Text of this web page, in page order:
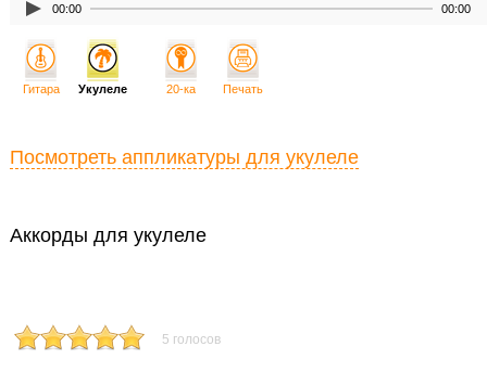
00:00 00:00
Аккорды для укулеле
5 голосов
Гитара Укулеле 20-ка Печать
Посмотреть аппликатуры для укулеле